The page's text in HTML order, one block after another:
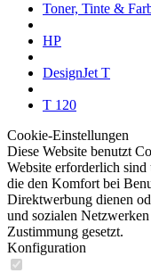
Toner, Tinte &
HP
DesignJet T
T 120
Cookie-Einstellungen
Diese Website benutzt
Website erforderlich sind
die den Komfort bei
Direktwerbung dienen
und sozialen
Zustimmung gesetzt.
Konfiguration